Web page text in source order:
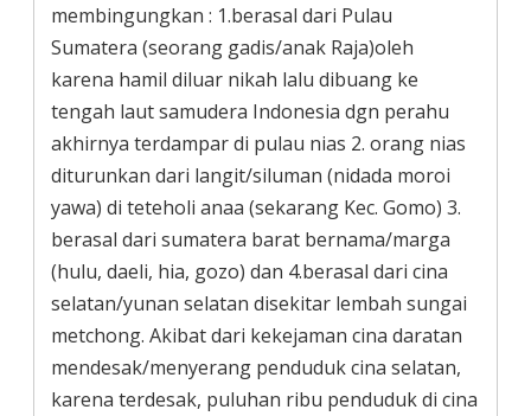
membingungkan : 1.berasal dari Pulau
Sumatera (seorang gadis/anak Raja)oleh
karena hamil diluar nikah lalu dibuang ke
tengah laut samudera Indonesia dgn perahu
akhirnya terdampar di pulau nias 2. orang nias
diturunkan dari langit/siluman (nidada moroi
yawa) di teteholi anaa (sekarang Kec. Gomo) 3.
berasal dari sumatera barat bernama/marga
(hulu, daeli, hia, gozo) dan 4.berasal dari cina
selatan/yunan selatan disekitar lembah sungai
metchong. Akibat dari kekejaman cina daratan
mendesak/menyerang penduduk cina selatan,
karena terdesak, puluhan ribu penduduk di cina